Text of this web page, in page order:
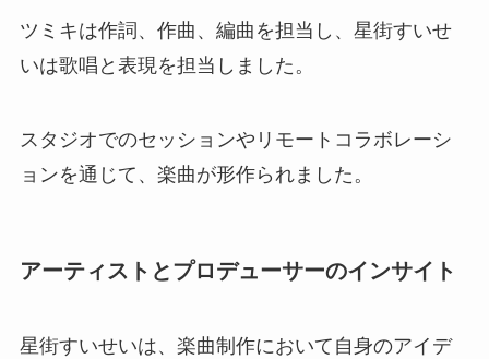
ツミキは作詞、作曲、編曲を担当し、星街すいせ
いは歌唱と表現を担当しました。
スタジオでのセッションやリモートコラボレーシ
ョンを通じて、楽曲が形作られました。
アーティストとプロデューサーのインサイト
星街すいせいは、楽曲制作において自身のアイデ